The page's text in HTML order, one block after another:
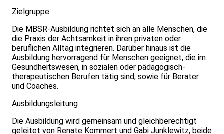
Zielgruppe
Die MBSR-Ausbildung richtet sich an alle Menschen, die
die Praxis der Achtsamkeit in ihren privaten oder
beruflichen Alltag integrieren. Darüber hinaus ist die
Ausbildung hervorragend für Menschen geeignet, die im
Gesundheitswesen, in sozialen oder pädagogisch-
therapeutischen Berufen tätig sind, sowie für Berater
und Coaches.
Ausbildungsleitung
Die Ausbildung wird gemeinsam und gleichberechtigt
geleitet von Renate Kommert und Gabi Junklewitz, beide